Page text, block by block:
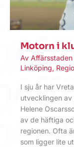
Motorn i
Av Affärsstaden
Linköping,
I sju år har
utvecklingen
Helene
av de häftiga
regionen. Ofta
som ligger lite